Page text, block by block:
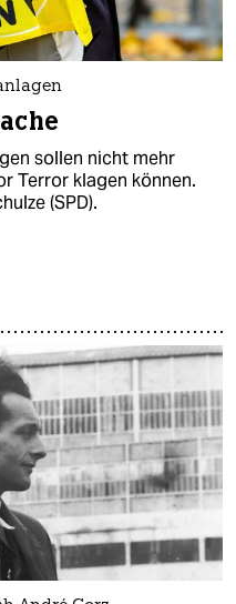
sollen nicht mehr
Terror klagen können.
(SPD).